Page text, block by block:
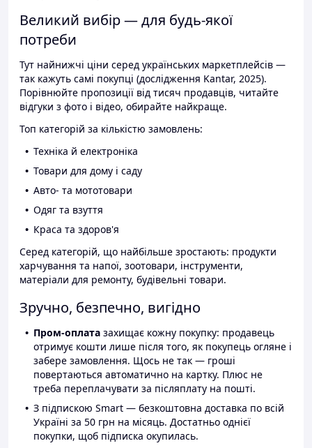
Великий вибір — для будь-якої
потреби
Тут найнижчі ціни серед українських маркетплейсів —
так кажуть самі покупці (дослідження Kantar, 2025).
Порівнюйте пропозиції від тисяч продавців, читайте
відгуки з фото і відео, обирайте найкраще.
Топ категорій за кількістю замовлень:
Техніка й електроніка
Товари для дому і саду
Авто- та мототовари
Одяг та взуття
Краса та здоров'я
Серед категорій, що найбільше зростають: продукти
харчування та напої, зоотовари, інструменти,
матеріали для ремонту, будівельні товари.
Зручно, безпечно, вигідно
Пром-оплата захищає кожну покупку: продавець
отримує кошти лише після того, як покупець огляне і
забере замовлення. Щось не так — гроші
повертаються автоматично на картку. Плюс не
треба переплачувати за післяплату на пошті.
З підпискою Smart — безкоштовна доставка по всій
Україні за 50 грн на місяць. Достатньо однієї
покупки, щоб підписка окупилась.